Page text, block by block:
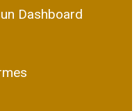
Dashboard